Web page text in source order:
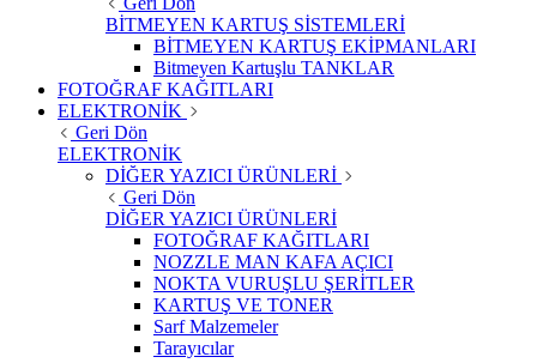
BİTMEYEN KARTUŞ SİSTEMLERİ
BİTMEYEN KARTUŞ EKİPMANLARI
Bitmeyen Kartuşlu TANKLAR
FOTOĞRAF KAĞITLARI
ELEKTRONİK
Geri Dön
ELEKTRONİK
DİĞER YAZICI ÜRÜNLERİ
Geri Dön
DİĞER YAZICI ÜRÜNLERİ
FOTOĞRAF KAĞITLARI
NOZZLE MAN KAFA AÇICI
NOKTA VURUŞLU ŞERİTLER
KARTUŞ VE TONER
Sarf Malzemeler
Tarayıcılar